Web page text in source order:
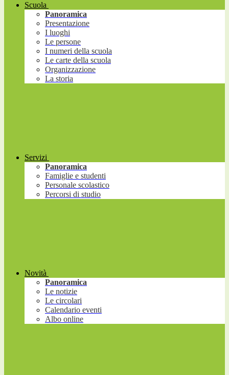
Scuola
Panoramica
Presentazione
I luoghi
Le persone
I numeri della scuola
Le carte della scuola
Organizzazione
La storia
Servizi
Panoramica
Famiglie e studenti
Personale scolastico
Percorsi di studio
Novità
Panoramica
Le notizie
Le circolari
Calendario eventi
Albo online